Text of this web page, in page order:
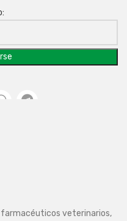
veterinarios,